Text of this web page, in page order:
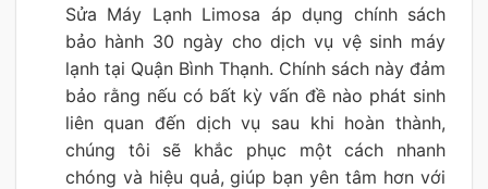
Sửa Máy Lạnh Limosa áp dụng chính sách
bảo hành 30 ngày cho dịch vụ vệ sinh máy
lạnh tại Quận Bình Thạnh. Chính sách này đảm
bảo rằng nếu có bất kỳ vấn đề nào phát sinh
liên quan đến dịch vụ sau khi hoàn thành,
chúng tôi sẽ khắc phục một cách nhanh
chóng và hiệu quả, giúp bạn yên tâm hơn với